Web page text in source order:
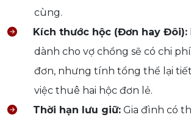
cùng.
Kích thước hộc (Đơn hay Đôi):
dành cho vợ chồng sẽ có chi
đơn, nhưng tính tổng thể lại
việc thuê hai hộc đơn lẻ.
Thời hạn lưu giữ: Gia đình có